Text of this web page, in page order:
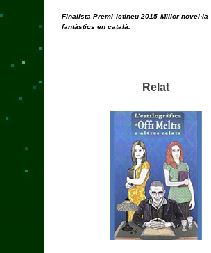
Finalista Premi Ictineu 2015 Millor novel·la
fantàstics en català.
Relat